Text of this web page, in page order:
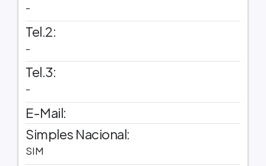
-
Tel.2:
-
Tel.3:
-
E-Mail:
Simples Nacional:
SIM